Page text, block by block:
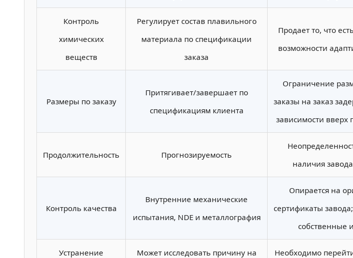
Контроль
химических
веществ
Регулирует состав плавильного
материала по спецификации
заказа
Продает то, что
возможности
Размеры по заказу
Притягивает/завершает по
спецификациям клиента
Ограничение
заказы на заказ
зависимости вверх
Продолжительность Прогнозируемость
наличия
Контроль качества
Внутренние механические
испытания, NDE и металлография
Опирается на
сертификаты
собственные
Устранение
Может исследовать причину на
Необходимо